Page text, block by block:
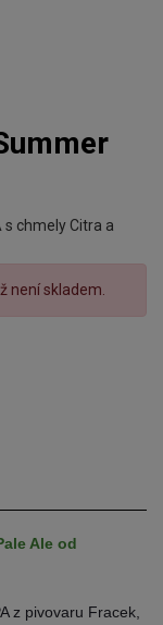
s chmely Citra a
není skladem.
Ale od
z pivovaru Fracek,